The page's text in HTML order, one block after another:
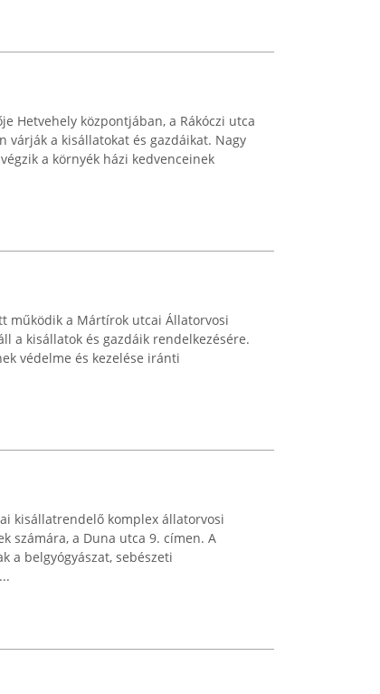
Hetvehely központjában, a Rákóczi utca
várják a kisállatokat és gazdáikat. Nagy
a környék házi kedvenceinek
működik a Mártírok utcai Állatorvosi
a kisállatok és gazdáik rendelkezésére.
védelme és kezelése iránti
kisállatrendelő komplex állatorvosi
számára, a Duna utca 9. címen. A
a belgyógyászat, sebészeti